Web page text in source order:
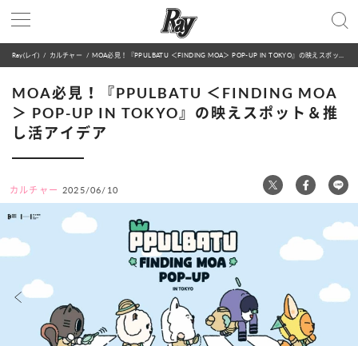
Ray(レイ) カルチャー MOA必見！『PPULBATU ＜FINDING MOA＞ POP-UP IN TOKYO』の映えスポット＆推し活アイデア
MOA必見！『PPULBATU ＜FINDING MOA
＞ POP-UP IN TOKYO』の映えスポット＆推
し活アイデア
カルチャー 2025/06/10